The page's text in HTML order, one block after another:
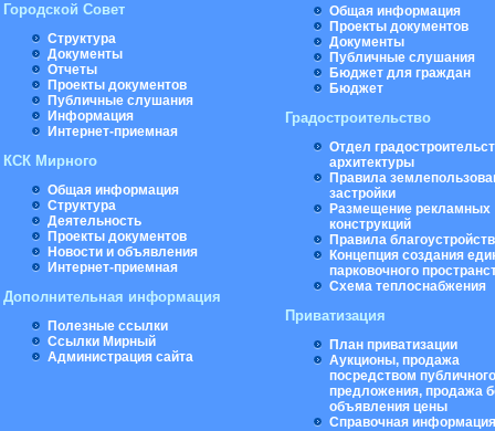
Городской Совет
Структура
Документы
Отчеты
Проекты документов
Публичные слушания
Информация
Интернет-приемная
КСК Мирного
Общая информация
Структура
Деятельность
Проекты документов
Новости и объявления
Интернет-приемная
Дополнительная информация
Полезные ссылки
Ссылки Мирный
Администрация сайта
Общая информация
Проекты документов
Документы
Публичные слушания
Бюджет для граждан
Бюджет
Градостроительство
Отдел
архитектуры
Правила
застройки
Размещение рекламных
конструкций
Правила
Концепция создания
парковочного
Схема теплоснабжения
Приватизация
План приватизации
Аукционы, продажа
посредством публичного
предложения, продажа
объявления цены
Справочная информация